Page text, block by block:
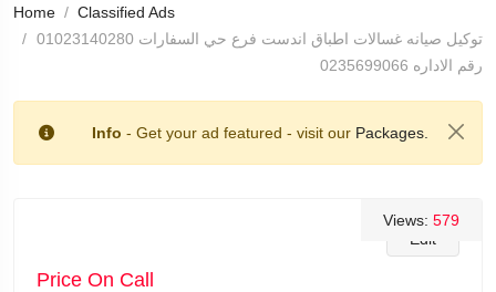
Home
Classified Ads
توكيل صيانه غسالات اطباق اندست فرع حي السفارات 01023140280
رقم الاداره 0235699066
Info - Get your ad featured - visit our Packages.
Edit
Views: 579
Price On Call